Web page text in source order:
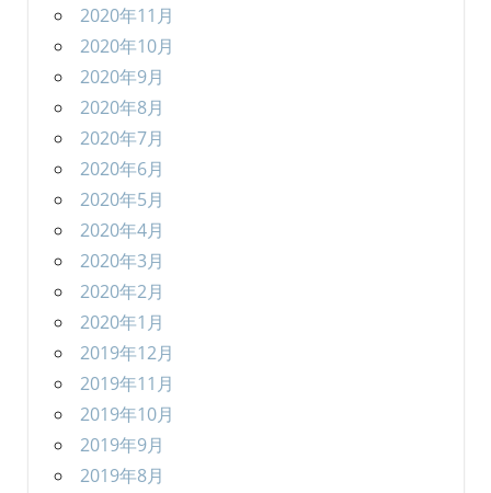
2020年11月
2020年10月
2020年9月
2020年8月
2020年7月
2020年6月
2020年5月
2020年4月
2020年3月
2020年2月
2020年1月
2019年12月
2019年11月
2019年10月
2019年9月
2019年8月